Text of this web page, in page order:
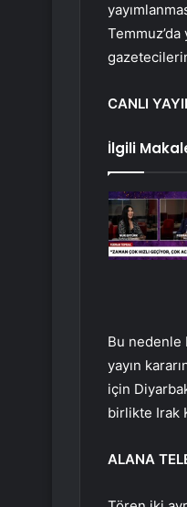
Temmuz’da
CANLI
İlgili
Bu nedenle
yayın
için
birlikte Irak
ALANA